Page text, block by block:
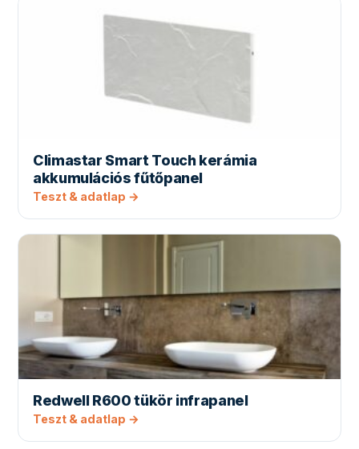
Climastar Smart Touch kerámia
akkumulációs fűtőpanel
Teszt & adatlap →
Redwell R600 tükör infrapanel
Teszt & adatlap →